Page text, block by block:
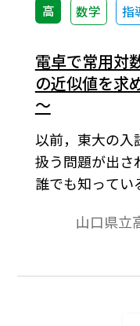
高 数学 指
電卓で常用対
の近似値を求
～
以前，東大の入
扱う問題が出
誰でも知ってい
証明を構築で
log103≒0.4771
山口県立